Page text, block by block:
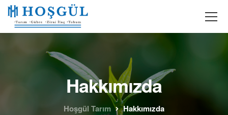
Hakkımızda
Hoşgül Tarım Hakkımızda